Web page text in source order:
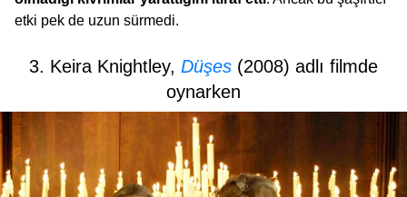
etki pek de uzun sürmedi.
3. Keira Knightley, Düşes (2008) adlı filmde
oynarken